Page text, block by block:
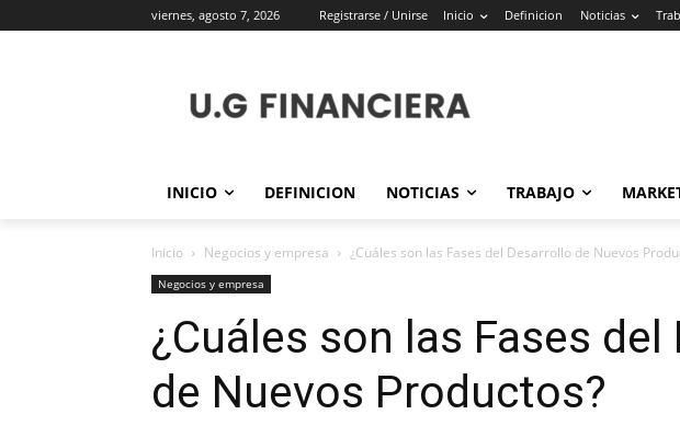
viernes, agosto 7, 2026 Registrarse / Unirse Inicio Definicion Noticias
INICIO DEFINICION NOTICIAS TRABAJO
Inicio Negocios y empresa ¿Cuáles son las Fases del Desarrollo de Nuevos
Negocios y empresa
¿Cuáles son las Fases del
de Nuevos Productos?